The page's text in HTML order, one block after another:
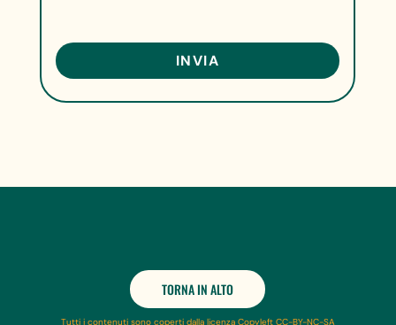
TORNA IN ALTO
Tutti i contenuti sono coperti dalla licenza Copyleft CC-BY-NC-SA